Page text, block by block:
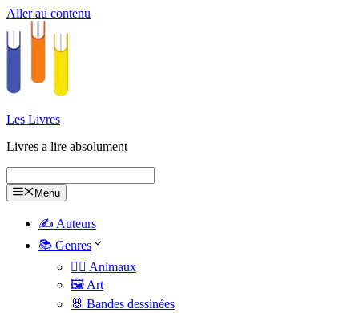
Aller au contenu
Les Livres
Livres a lire absolument
Menu
✍️ Auteurs
📚 Genres
🐕‍🦺 Animaux
🖼️ Art
🐰 Bandes dessinées